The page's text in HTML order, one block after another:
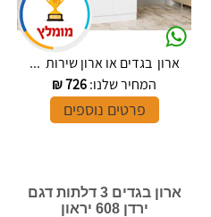
ארון בגדים או ארון שירות ...
המחיר שלנו:726
₪
פרטים נוספים
ארון בגדים 3 דלתות דגם
ירדן 608 יראון